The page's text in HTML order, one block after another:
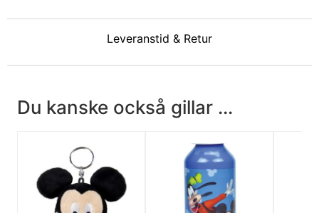
Leveranstid & Retur
Du kanske också gillar ...